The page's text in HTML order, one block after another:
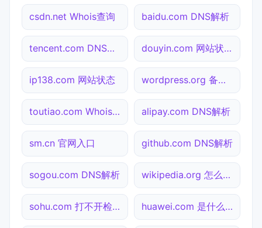
csdn.net Whois查询 baidu.com DNS解析
tencent.com DNS解析 douyin.com 网站状态
ip138.com 网站状态 wordpress.org 备案查询
toutiao.com Whois查询 alipay.com DNS解析
sm.cn 官网入口 github.com DNS解析
sogou.com DNS解析 wikipedia.org 怎么进入
sohu.com 打不开检测 huawei.com 是什么网站